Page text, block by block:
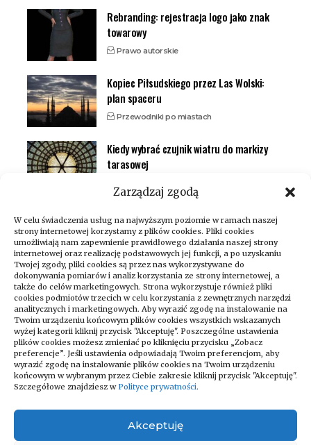
Zarządzaj zgodą
W celu świadczenia usług na najwyższym poziomie w ramach naszej
strony internetowej korzystamy z plików cookies. Pliki cookies
umożliwiają nam zapewnienie prawidłowego działania naszej strony
internetowej oraz realizację podstawowych jej funkcji, a po uzyskaniu
Twojej zgody, pliki cookies są przez nas wykorzystywane do
dokonywania pomiarów i analiz korzystania ze strony internetowej, a
także do celów marketingowych. Strona wykorzystuje również pliki
cookies podmiotów trzecich w celu korzystania z zewnętrznych narzędzi
analitycznych i marketingowych. Aby wyrazić zgodę na instalowanie na
Twoim urządzeniu końcowym plików cookies wszystkich wskazanych
wyżej kategorii kliknij przycisk "Akceptuję". Poszczególne ustawienia
plików cookies możesz zmieniać po kliknięciu przycisku „Zobacz
preferencje”. Jeśli ustawienia odpowiadają Twoim preferencjom, aby
wyrazić zgodę na instalowanie plików cookies na Twoim urządzeniu
końcowym w wybranym przez Ciebie zakresie kliknij przycisk "Akceptuję".
Szczegółowe znajdziesz w Polityce prywatności.
Akceptuję
Rebranding: rejestracja logo jako znak
towarowy
Prawo autorskie
Kopiec Piłsudskiego przez Las Wolski:
plan spaceru
Przewodniki po miastach
Kiedy wybrać czujnik wiatru do markizy
tarasowej
Zapraszamy do odwiedzania naszego
bloga, który codziennie dostarcza
najświeższe newsy na różne tematy!
Niezależnie od tego, czy interesujesz się
podróżami – znajdziesz u nas coś dla
siebie. Regularnie publikujemy artykuły